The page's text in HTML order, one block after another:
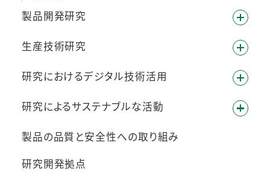
製品開発研究
生産技術研究
研究におけるデジタル技術活用
研究によるサステナブルな活動
製品の品質と安全性への取り組み
研究開発拠点